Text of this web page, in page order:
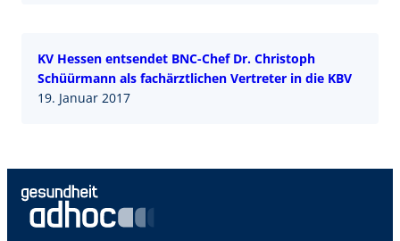
KV Hessen entsendet BNC-Chef Dr. Christoph
Schüürmann als fachärztlichen Vertreter in die KBV
19. Januar 2017